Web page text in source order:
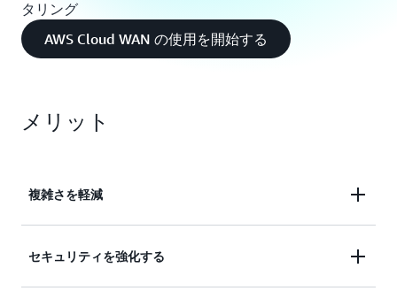
タリング
AWS Cloud WAN の使用を開始する
メリット
複雑さを軽減
AWS とオンプレミスネットワークを統合して、複
セキュリティを強化する